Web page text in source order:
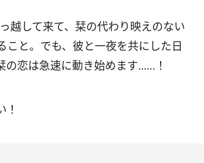
越して来て、栞の代わり映えのない
と。でも、彼と一夜を共にした日
の恋は急速に動き始めます……！